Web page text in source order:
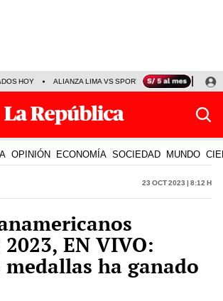
HOY ALIANZA LIMA VS SPORT BOYS JORGE
OPINIÓN ECONOMÍA SOCIEDAD MUNDO
23 Oct 2023 | 8:12 h
EN VIVO:
medallas ha ganado